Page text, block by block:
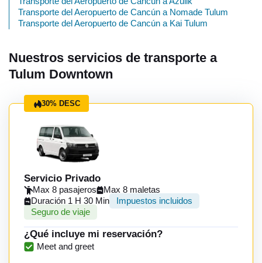
Transporte del Aeropuerto de Cancún a Nomade Tulum
Transporte del Aeropuerto de Cancún a Kai Tulum
Nuestros servicios de transporte a
Tulum Downtown
30% DESC
Servicio Privado
Max 8 pasajeros
Max 8 maletas
Duración 1 H 30 Min
Impuestos incluidos
Seguro de viaje
¿Qué incluye mi reservación?
Meet and greet